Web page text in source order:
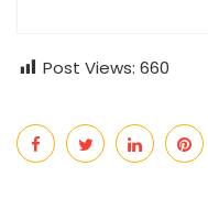
Post Views: 660